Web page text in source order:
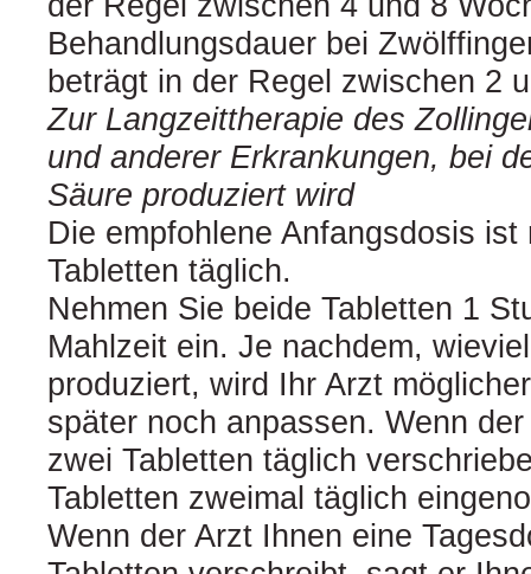
Behandlungsdauer bei
beträgt in der Regel zwischen 2
Zur Langzeittherapie des
und anderer Erkrankungen, bei
Säure produziert wird
Die empfohlene Anfangsdosis
Tabletten täglich.
Nehmen Sie beide Tabletten 1
Mahlzeit ein. Je nachdem,
produziert, wird Ihr Arzt
später noch anpassen. Wenn
zwei Tabletten täglich
Tabletten zweimal täglich
Wenn der Arzt Ihnen eine